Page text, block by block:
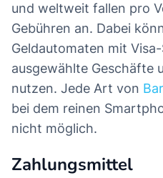
und weltweit fallen pro
Gebühren an. Dabei
Geldautomaten mit
ausgewählte Geschäfte
nutzen. Jede Art von
bei dem reinen
nicht möglich.
Zahlungsmittel